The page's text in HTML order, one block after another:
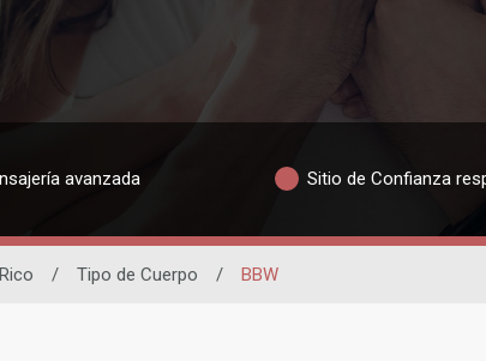
avanzada Sitio de Confianza
/ Tipo de Cuerpo / BBW